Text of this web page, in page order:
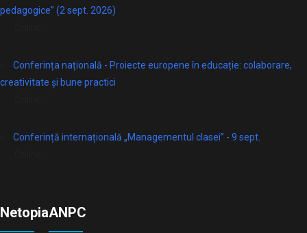
pedagogice” (2 sept. 2026)
Conferința națională - Proiecte europene în educație: colaborare,
creativitate și bune practici
Conferință internațională „Managementul clasei” - 9 sept.
NetopiaANPC